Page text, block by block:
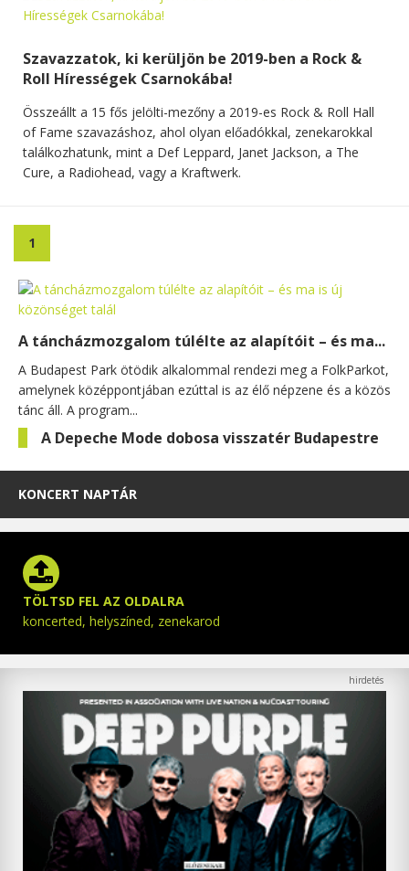
Szavazzatok, ki kerüljön be 2019-ben a Rock &
Roll Hírességek Csarnokába!
Összeállt a 15 fős jelölti-mezőny a 2019-es Rock & Roll Hall
of Fame szavazáshoz, ahol olyan előadókkal, zenekarokkal
találkozhatunk, mint a Def Leppard, Janet Jackson, a The
Cure, a Radiohead, vagy a Kraftwerk.
1
A táncházmozgalom túlélte az alapítóit – és ma...
A Budapest Park ötödik alkalommal rendezi meg a FolkParkot,
amelynek középpontjában ezúttal is az élő népzene és a közös
tánc áll. A program...
A Depeche Mode dobosa visszatér Budapestre
KONCERT NAPTÁR
TÖLTSD FEL AZ OLDALRA
koncerted, helyszíned, zenekarod